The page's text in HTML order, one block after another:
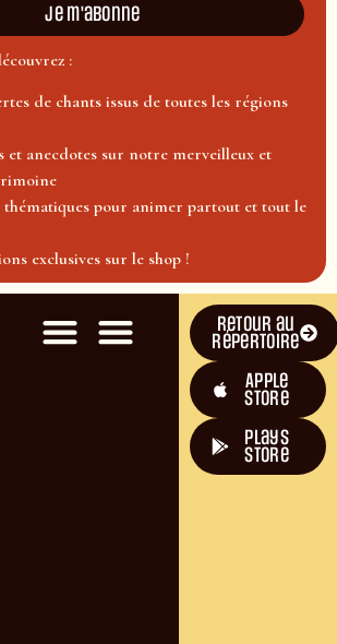
Je m'abonne
:
de chants issus de toutes les régions
et anecdotes sur notre merveilleux et
thématiques pour animer partout et tout le
exclusives sur le shop !
Retour au
répertoire
Apple
Store
plays
store